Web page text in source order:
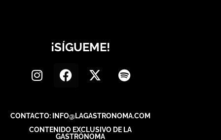
¡SÍGUEME!
CONTACTO: INFO@LAGASTRONOMA.COM
CONTENIDO EXCLUSIVO DE LA
GASTRÓNOMA